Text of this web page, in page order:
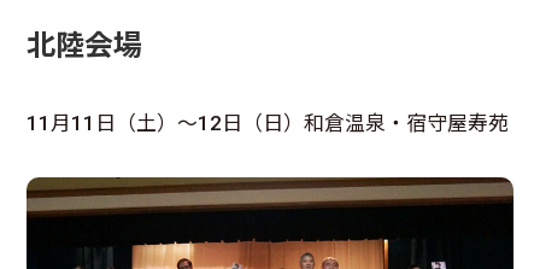
北陸会場
11月11日（土）～12日（日）和倉温泉・宿守屋寿苑